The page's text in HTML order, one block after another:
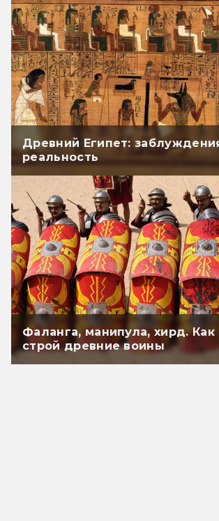
Древний Египет:
реальность
Фаланга, манипула, хирд.
строй древние воины